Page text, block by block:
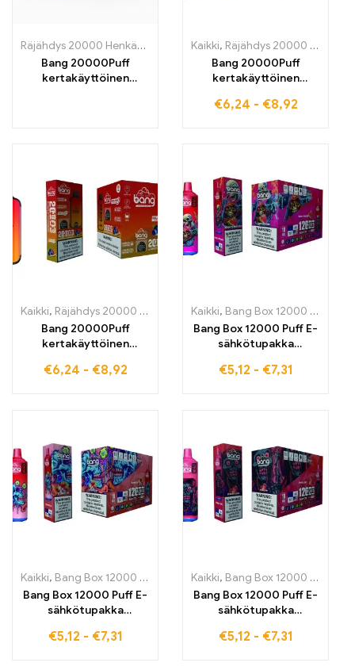
Räjähdys 20000 Henkäystä kertakäyttöiset E-savut,
Bang 20000Puff
kertakäyttöinen
Kaikki, Räjähdys 20000 Henkäystä
Bang 20000Puff
kertakäyttöinen
hedelmäinen PEACH ICE
n saavuttamiseksi
€6,24 - €8,92
Kaikki, Räjähdys 20000 Henkäystä ,Räjähdys KUNINGAS,
Bang 20000Puff
kertakäyttöinen
täyteläisestä
n saavuttamiseksi
edistyksellisen Dual
Mesh -teknologian
ansiosta
€6,24 - €8,92
Kaikki, Bang Box 12000 Puffs
Bang Box 12000 Puff E-
sähkötupakka
kertakäyttöiset
täydellinen
hedelmäisen
raikkaaseen
höyrystämiseen
jokaisessa tilanteessa
€5,12 - €7,31
Kaikki, Bang Box 12000 Puffs kertakäyttöiset E-savut,
Bang Box 12000 Puff E-
sähkötupakka
kertakäyttöiset
€5,12 - €7,31
Kaikki, Bang Box 12000 Puffs
Bang Box 12000 Puff E-
sähkötupakka
kertakäyttöiset
€5,12 - €7,31